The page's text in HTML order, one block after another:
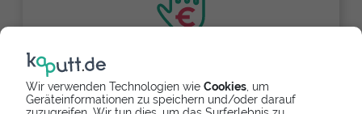
Wir verwenden Technologien wie Cookies , um
Geräteinformationen zu speichern und/oder darauf